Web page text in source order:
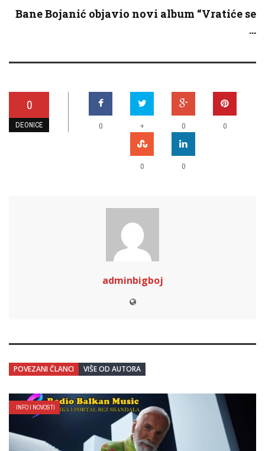
Bane Bojanić objavio novi album “Vratiće se
...
0
DEONICE 0 + 0 0
0 0
adminbigboj
POVEZANI ČLANCI VIŠE OD AUTORA
INFO I NOVOSTI